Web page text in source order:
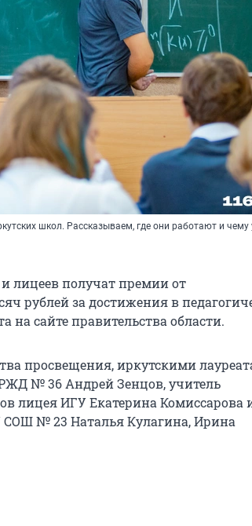
школ. Рассказываем, где они работают и чему
лицеев получат премии от
рублей за достижения в
на сайте правительства области.
просвещения, иркутскими
№ 36 Андрей Зенцов, учитель
лицея ИГУ Екатерина Комиссарова
№ 23 Наталья Кулагина, Ирина